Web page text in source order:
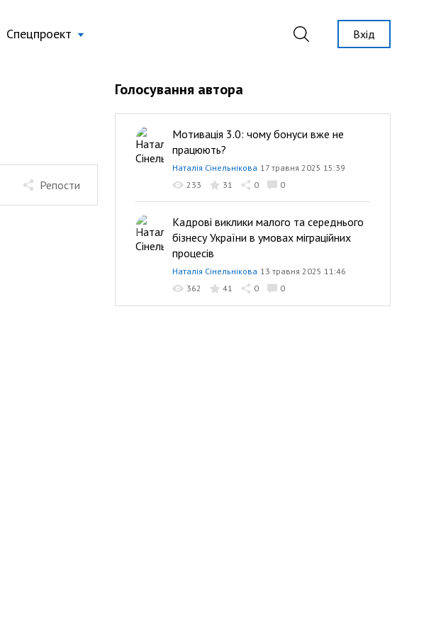
Спецпроект Вхід
Репости
Голосування автора
Мотивація 3.0: чому бонуси вже не
працюють?
Наталія Сінельнікова 17 травня 2025 15:39
233
31 0 0
Кадрові виклики малого та середнього
бізнесу України в умовах міграційних
процесів
Наталія Сінельнікова 13 травня 2025 11:46
362
41 0 0